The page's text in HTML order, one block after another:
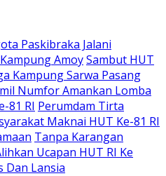
Paskibraka Jalani
AmoySambut HUT
Kampung Sarwa Pasang
Numfor Amankan Lomba
81 RI Perumdam Tirta
Maknai HUT Ke-81 RI
Tanpa Karangan
Ucapan HUT RI Ke
Dan Lansia